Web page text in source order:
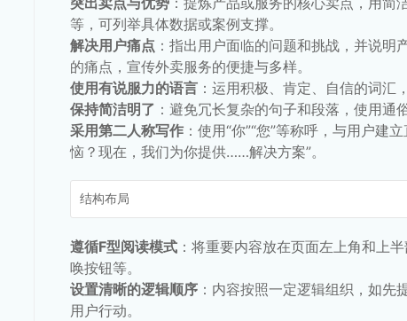
等，可列举具体数据或案例支撑。
解决用户痛点 ：指出用户面临的问题和挑战，并说
的痛点，宣传外卖服务的便捷与多样。
使用有说服力的语言：运用积极、肯定、自信的词汇
保持简洁明了 ：避免冗长复杂的句子和段落，使用通
采用第二人称写作：使用“你”“您”等称呼，与用户建
恼？现在，我们为你提供……解决方案”。
结构布局
遵循F型阅读模式：将重要内容放在页面左上角和上
唤按钮等。
设置清晰的逻辑顺序：内容按照一定逻辑组织，如先
用户行动。